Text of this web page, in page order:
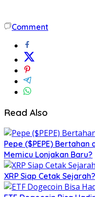
Comment
Read Also
Pepe ($PEPE) Bertahan
Memicu Lonjakan Baru?
XRP Siap Cetak